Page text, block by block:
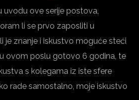
uvodu ove serije postova,
li se prvo zaposliti u
je znanje i iskustvo moguće steći
ovom poslu gotovo 6 godina, te
s kolegama iz iste sfere
rade samostalno, moje iskustvo